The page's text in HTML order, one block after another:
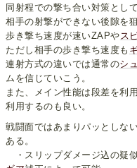
同射程での撃ち合い対策とし
相手の射撃ができない後隙を狙
歩き撃ち速度が速いZAPや ス
ただし相手の歩き撃ち速度も
連射方式の違いでは通常のシ
ムを信じていこう。
また、メイン性能は段差を利
利用するのも良い。
戦闘面ではあまりパッとしな
ある。
・スリップダメージ込の疑